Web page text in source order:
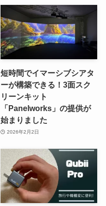
短時間でイマーシブシアタ
ーが構築できる！3面スク
リーンキット
「Panelworks」の提供が
始まりました
2026年2月2日